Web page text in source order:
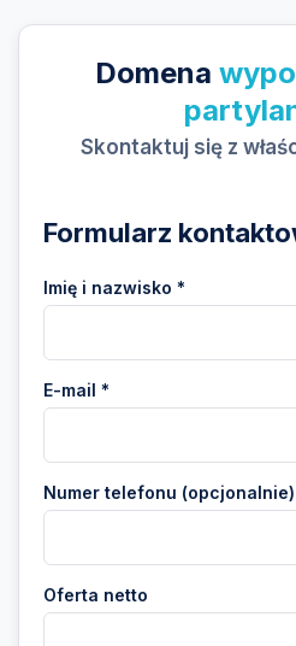
Domena
Skontaktuj się z
Formularz
Imię i nazwisko *
E-mail *
Numer telefonu (opcjonalnie)
Oferta netto